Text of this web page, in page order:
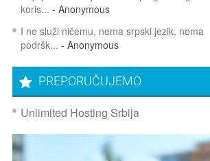
koris... - Anonymous
I ne služi ničemu, nema srpski jezik, nema
podršk... - Anonymous
PREPORUČUJEMO
Unlimited Hosting Srbija